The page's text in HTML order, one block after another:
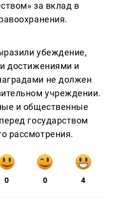
за вклад в
убеждение,
достижениями и
не должен
учреждении.
и общественные
государством
рассмотрения.
0 0 4